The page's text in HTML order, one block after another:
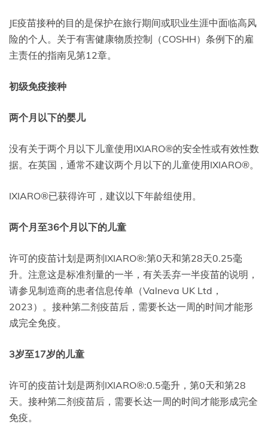
JE疫苗接种的目的是保护在旅行期间或职业生涯中面临高风
险的个人。关于有害健康物质控制（COSHH）条例下的雇
主责任的指南见第12章。
初级免疫接种
两个月以下的婴儿
没有关于两个月以下儿童使用IXIARO®的安全性或有效性数
据。在英国，通常不建议两个月以下的儿童使用IXIARO®。
IXIARO®已获得许可，建议以下年龄组使用。
两个月至36个月以下的儿童
许可的疫苗计划是两剂IXIARO®:第0天和第28天0.25毫
升。注意这是标准剂量的一半，有关丢弃一半疫苗的说明，
请参见制造商的患者信息传单（Valneva UK Ltd，
2023）。接种第二剂疫苗后，需要长达一周的时间才能形
成完全免疫。
3岁至17岁的儿童
许可的疫苗计划是两剂IXIARO®:0.5毫升，第0天和第28
天。接种第二剂疫苗后，需要长达一周的时间才能形成完全
免疫。